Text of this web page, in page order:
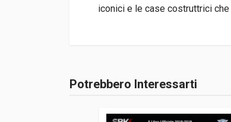
iconici e le case costruttrici
ISBN / EAN
Accedi o registrati
Potrebbero Interessarti